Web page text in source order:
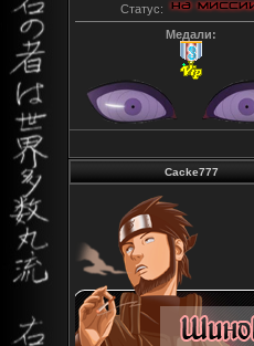
Статус:
Медали:
Cacke777